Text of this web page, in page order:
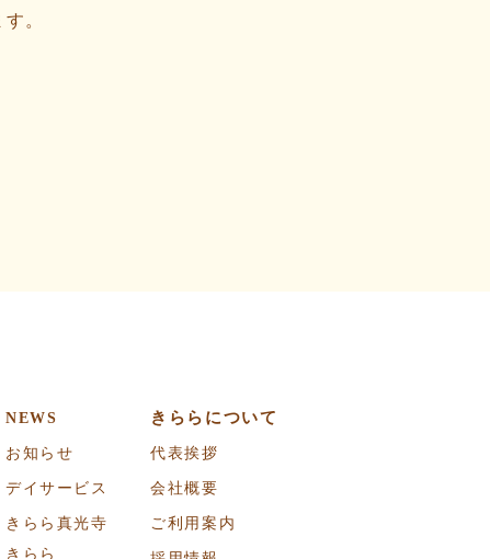
。
NEWS
お知らせ
デイサービス
きらら真光寺
きらら
きららについて
代表挨拶
会社概要
ご利用案内